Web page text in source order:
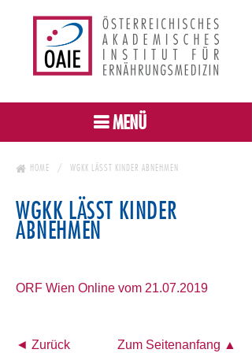
MENÜ
HOME WGKK LÄSST KINDER ABNEHMEN
WGKK LÄSST KINDER
ABNEHMEN
ORF Wien Online vom 21.07.2019
◄ Zurück Zum Seitenanfang ▲